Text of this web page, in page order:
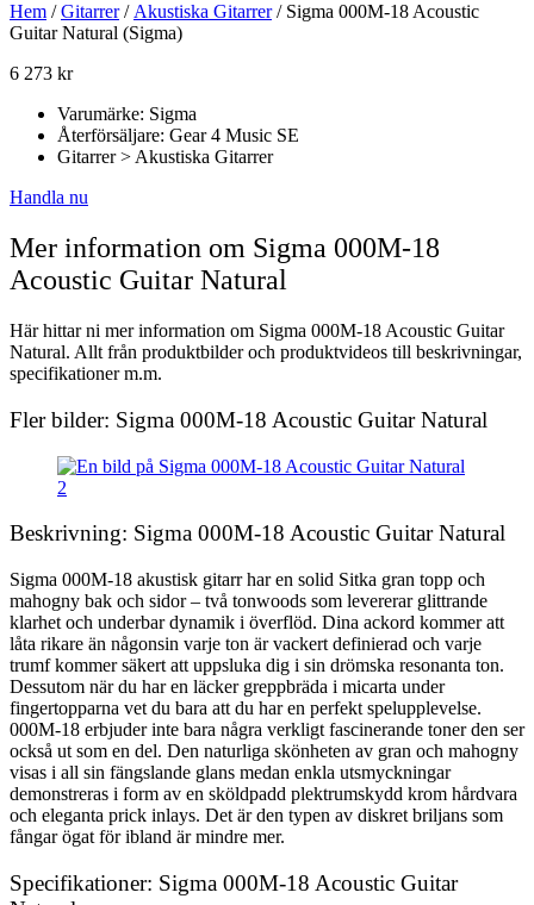
Hem /Gitarrer/Akustiska Gitarrer/ Sigma 000M-18 Acoustic
Guitar Natural (Sigma)
6 273 kr
Varumärke: Sigma
Återförsäljare: Gear 4 Music SE
Gitarrer > Akustiska Gitarrer
Handla nu
Mer information om Sigma 000M-18
Acoustic Guitar Natural
Här hittar ni mer information om Sigma 000M-18 Acoustic Guitar
Natural. Allt från produktbilder och produktvideos till beskrivningar,
specifikationer m.m.
Fler bilder: Sigma 000M-18 Acoustic Guitar Natural
Beskrivning: Sigma 000M-18 Acoustic Guitar Natural
Sigma 000M-18 akustisk gitarr har en solid Sitka gran topp och
mahogny bak och sidor – två tonwoods som levererar glittrande
klarhet och underbar dynamik i överflöd. Dina ackord kommer att
låta rikare än någonsin varje ton är vackert definierad och varje
trumf kommer säkert att uppsluka dig i sin drömska resonanta ton.
Dessutom när du har en läcker greppbräda i micarta under
fingertopparna vet du bara att du har en perfekt spelupplevelse.
000M-18 erbjuder inte bara några verkligt fascinerande toner den ser
också ut som en del. Den naturliga skönheten av gran och mahogny
visas i all sin fängslande glans medan enkla utsmyckningar
demonstreras i form av en sköldpadd plektrumskydd krom hårdvara
och eleganta prick inlays. Det är den typen av diskret briljans som
fångar ögat för ibland är mindre mer.
Specifikationer: Sigma 000M-18 Acoustic Guitar